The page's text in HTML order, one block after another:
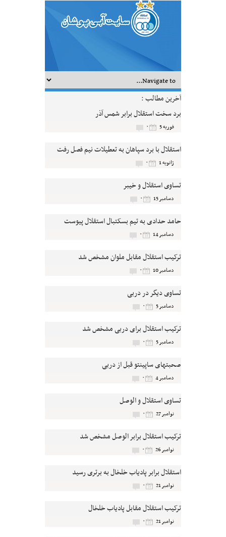
آخرین مطالب :
برد سخت استقلال برابر شمس آذر
فوریه 5 ۰
استقلال با برد سپاهان به تعطیلات نیم فصل رفت
ژانویه 1 ۰
تساوی استقلال و خیبر
دسامبر 15 ۰
حامد حدادی به تیم بسکتبال استقلال پیوست
دسامبر 14 ۰
ترکیب استقلال مقابل ملوان مشخص شد
دسامبر 10 ۰
تساوی دیگر در دربی
دسامبر 5 ۰
ترکیب استقلال برای دربی مشخص شد
دسامبر 5 ۰
صحبتهای ساپینتو قبل از دربی
دسامبر 4 ۰
تساوی استقلال و الوصل
نوامبر 27 ۰
ترکیب استقلال برابر الوصل مشخص شد
نوامبر 26 ۰
استقلال برابر پادیاب خلخال به برتری رسید
نوامبر 21 ۰
ترکیب استقلال مقابل پادیاب خلخال
نوامبر 21 ۰